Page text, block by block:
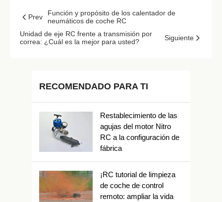
Prev
Función y propósito de los calentador de
neumáticos de coche RC
Siguiente
Unidad de eje RC frente a transmisión por
correa: ¿Cuál es la mejor para usted?
RECOMENDADO PARA TI
Restablecimiento de las
agujas del motor Nitro
RC a la configuración de
fábrica
¡RC tutorial de limpieza
de coche de control
remoto: ampliar la vida